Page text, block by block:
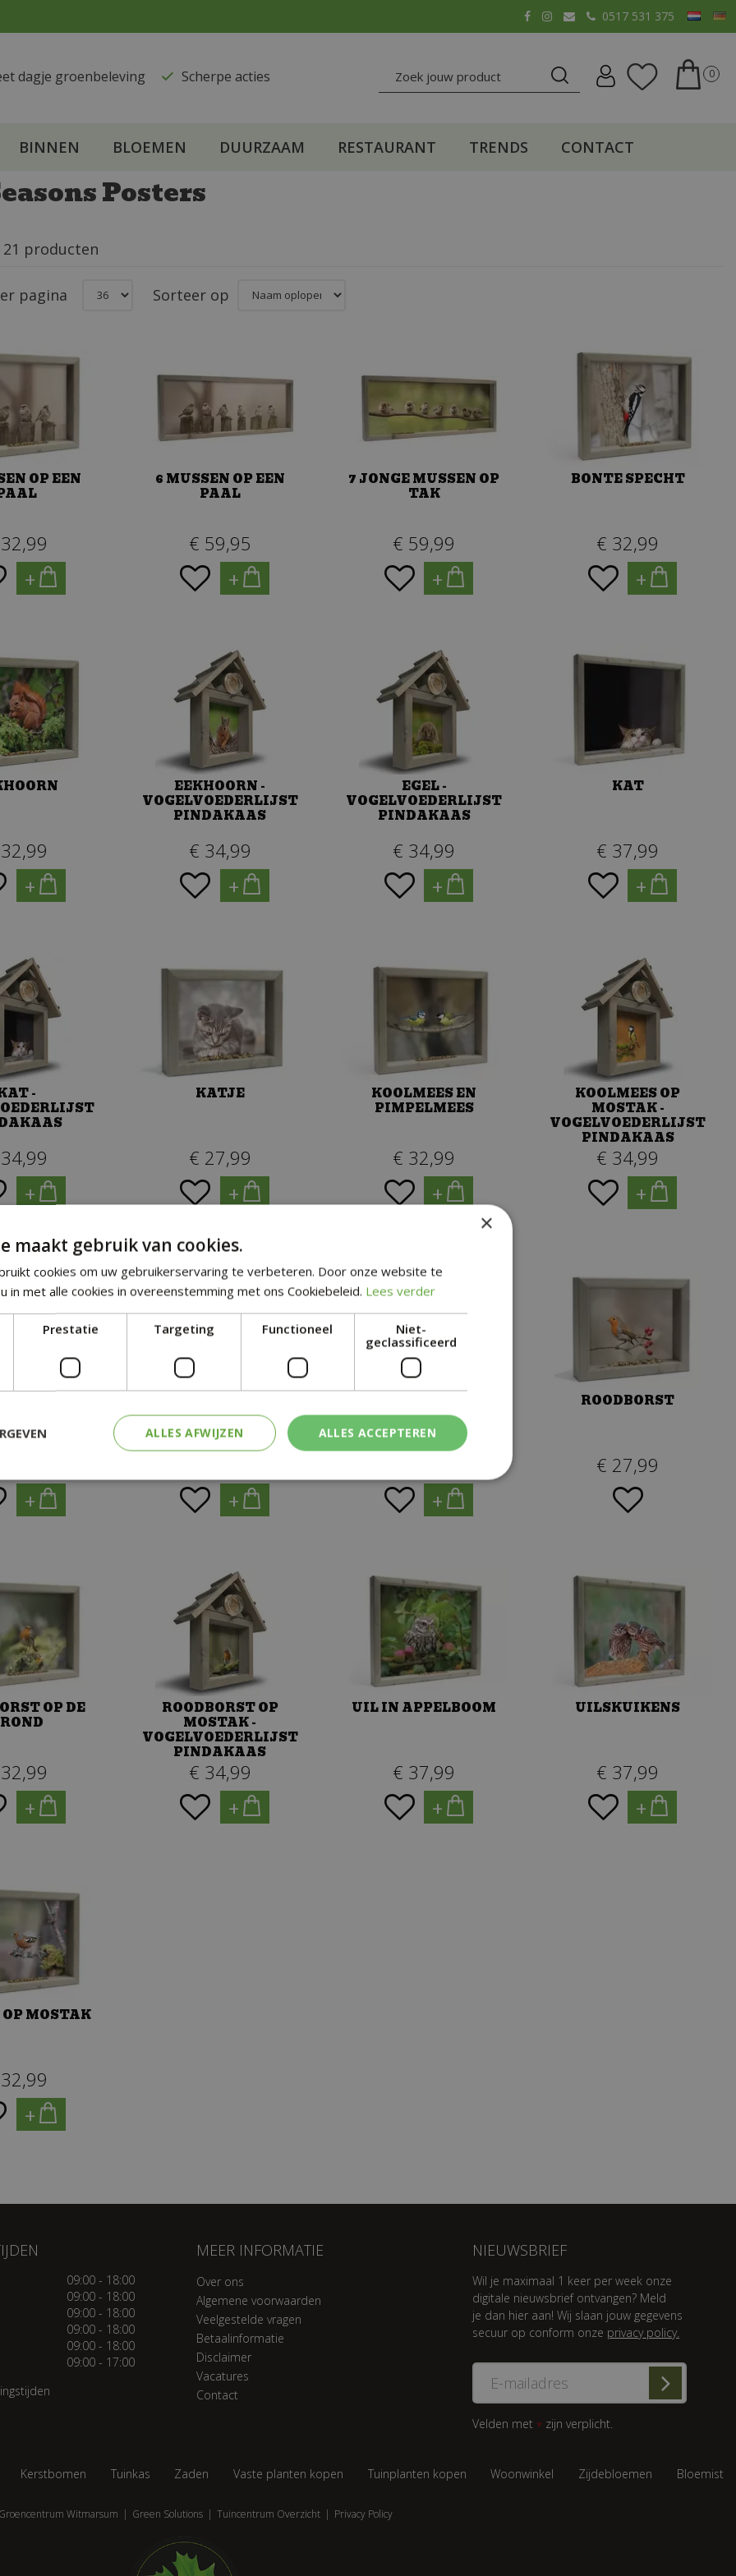
0517 531 375
dagje groenbeleving ​Scherpe acties
BINNEN BLOEMEN DUURZAAM RESTAURANT TRENDS CONTACT
Posters
21 producten
pagina Sorteer op
OP EEN
32,99
+
6 MUSSEN OP EEN
PAAL
€ 59,95
+
7 JONGE MUSSEN OP
TAK
€ 59,99
+
BONTE SPECHT
€ 32,99
+
32,99
+
EEKHOORN -
VOGELVOEDERLIJST
PINDAKAAS
€ 34,99
+
EGEL -
VOGELVOEDERLIJST
PINDAKAAS
€ 34,99
+
KAT
€ 37,99
+
-
34,99
+
KATJE
€ 27,99
+
KOOLMEES EN
PIMPELMEES
€ 32,99
+
KOOLMEES OP
MOSTAK -
VOGELVOEDERLIJST
PINDAKAAS
€ 34,99
+
+ +
BOOMSTRONK
+
ROODBORST
€ 27,99
OP DE
32,99
+
ROODBORST OP
MOSTAK -
VOGELVOEDERLIJST
PINDAKAAS
€ 34,99
+
UIL IN APPELBOOM
€ 37,99
+
UILSKUIKENS
€ 37,99
+
MOSTAK
32,99
+
09:00 - 18:00
09:00 - 18:00
09:00 - 18:00
09:00 - 18:00
09:00 - 18:00
09:00 - 17:00
MEER INFORMATIE
Over ons
Algemene voorwaarden
Veelgestelde vragen
Betaalinformatie
Disclaimer
Vacatures
Contact
NIEUWSBRIEF
Wil je maximaal 1 keer per week onze
digitale nieuwsbrief ontvangen? Meld
je dan hier aan! Wij slaan jouw gegevens
secuur op conform onze privacy policy.
Velden met * zijn verplicht.
Kerstbomen Tuinkas Zaden Vaste planten kopen Tuinplanten kopen Woonwinkel Zijdebloemen Bloemist
Witmarsum Green Solutions Tuincentrum Overzicht Privacy Policy
×
maakt gebruik van cookies.
cookies om uw gebruikerservaring te verbeteren. Door onze website te
in met alle cookies in overeenstemming met ons Cookiebeleid. Lees verder
Prestatie Targeting Functioneel
Niet-
geclassificeerd
ALLES ACCEPTEREN
ALLES AFWIJZEN